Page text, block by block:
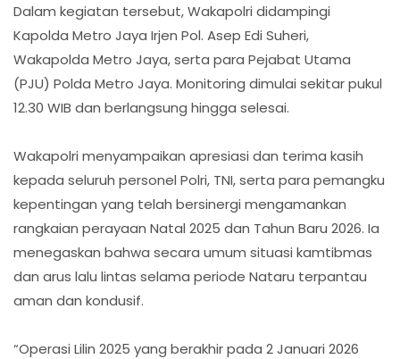
Dalam kegiatan tersebut, Wakapolri didampingi
Kapolda Metro Jaya Irjen Pol. Asep Edi Suheri,
Wakapolda Metro Jaya, serta para Pejabat Utama
(PJU) Polda Metro Jaya. Monitoring dimulai sekitar pukul
12.30 WIB dan berlangsung hingga selesai.
Wakapolri menyampaikan apresiasi dan terima kasih
kepada seluruh personel Polri, TNI, serta para pemangku
kepentingan yang telah bersinergi mengamankan
rangkaian perayaan Natal 2025 dan Tahun Baru 2026. Ia
menegaskan bahwa secara umum situasi kamtibmas
dan arus lalu lintas selama periode Nataru terpantau
aman dan kondusif.
“Operasi Lilin 2025 yang berakhir pada 2 Januari 2026